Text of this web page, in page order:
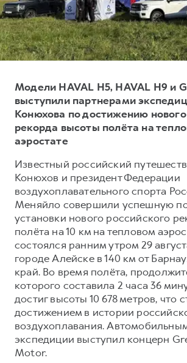
H7
от 3 799 000 ₽
H9
от 4 799
Тест-драйв
Трейд-ин
Кредитный калькулятор
Страхование
Кредит
КОРПОРАТИВНЫМ
Для малого бизнеса
Корпоративным клиентам
Крупным корпоративным
Система управления автопарком
Сервис для корпоративных
HAVAL Лизинг
АКСЕССУАРЫ HAVAL
Автомобильные аксессуары
СЕРВИСНОЕ
Нулевое ТО
Программа «Помощь на дороге»
Электронный ПТС
ПОДДЕРЖКА
GWM Безопасность
Гарантия HAVAL
Мобильное приложение GWM
Программа «HAVAL Защита+»
Руководства по эксплуатации
Подписки
АКСЕССУАРЫ HAVAL
Автомобильные аксессуары
Коллекция PRO
Коллекция Базовая
О дилере
Наша команда
Контакты
Модели HAVAL H5, HAVAL H9 и
выступили партнерами
Конюхова по достижению нового
рекорда высоты полёта на
аэростате
Известный российский
Конюхов и президент Федерации
воздухоплавательного спорта
Меняйло совершили успешную
установки нового российского
полёта на 10 км на тепловом
состоялся ранним утром 29
городе Алейске в 140 км от
край. Во время полёта,
которого составила 2 часа 36
достиг высоты 10 678 метров, что
достижением в истории
воздухоплавания.
экспедиции выступил концерн
Motor.